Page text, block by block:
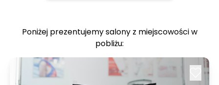
Poniżej prezentujemy salony z miejscowości w
pobliżu: